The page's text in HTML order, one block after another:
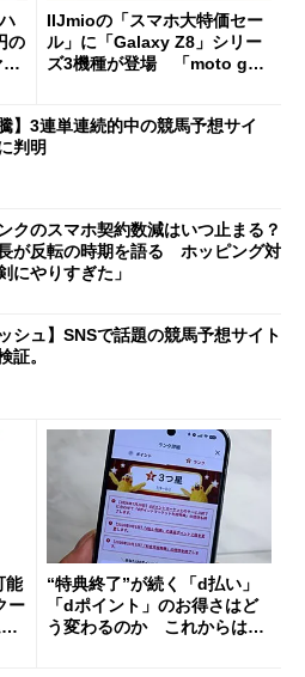
の
IIJmioの「スマホ大特価セー
ル」に「Galaxy Z8」シリー
ズ3機種が登場 「moto g37
】3連単連続的中の競馬予想サイ
判明
クのスマホ契約数減はいつ止まる？
が反転の時期を語る ホッピング対
にやりすぎた」
シュ】SNSで話題の競馬予想サイト
証。
能
ー
“特典終了”が続く「d払い」
「dポイント」のお得さはど
う変わるのか これからは